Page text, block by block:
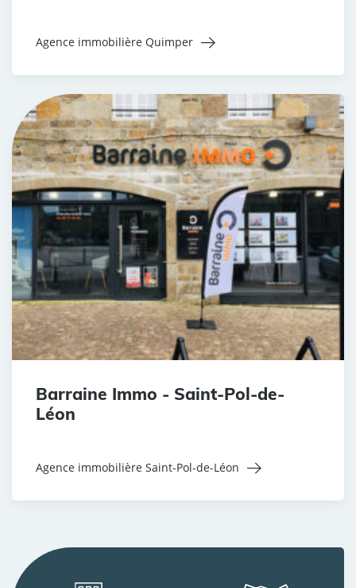
Agence immobilière Quimper
Barraine Immo - Saint-Pol-de-
Léon
Agence immobilière Saint-Pol-de-Léon